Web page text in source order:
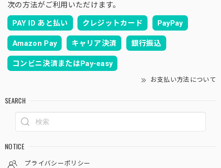
次の方法がご利用いただけます。
PAY ID あと払い クレジットカード PayPay
Amazon Pay キャリア決済 銀行振込
コンビニ決済またはPay-easy
お支払い方法について
SEARCH
NOTICE
プライバシーポリシー